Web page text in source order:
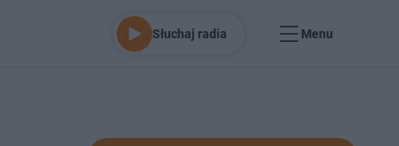
Słuchaj radia Menu